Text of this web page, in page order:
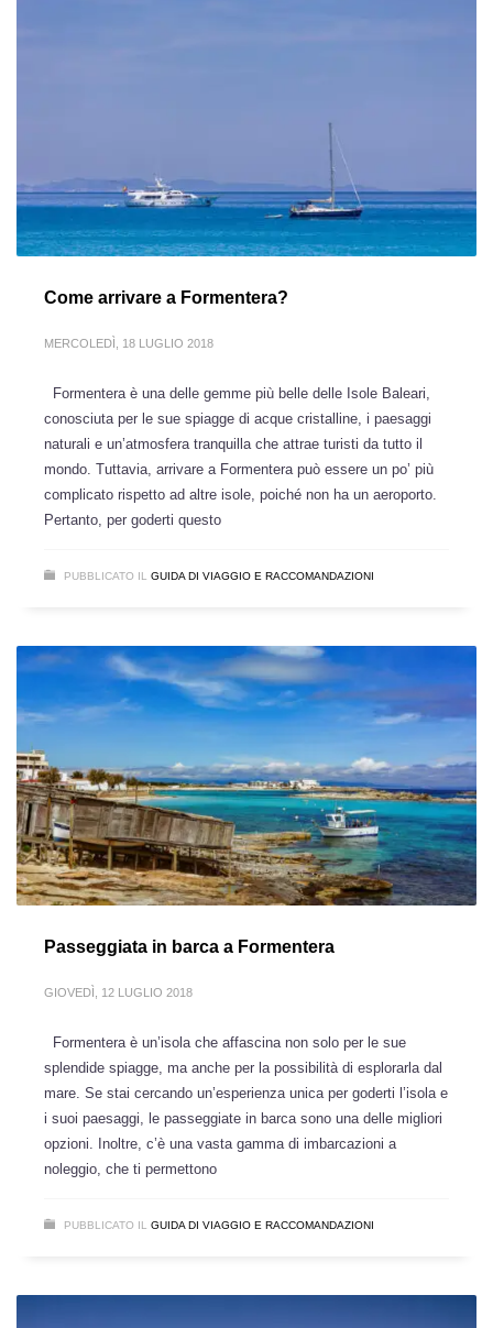
Come arrivare a Formentera?
MERCOLEDÌ, 18 LUGLIO 2018
Formentera è una delle gemme più belle delle Isole Baleari,
conosciuta per le sue spiagge di acque cristalline, i paesaggi
naturali e un’atmosfera tranquilla che attrae turisti da tutto il
mondo. Tuttavia, arrivare a Formentera può essere un po’ più
complicato rispetto ad altre isole, poiché non ha un aeroporto.
Pertanto, per goderti questo
PUBBLICATO IL GUIDA DI VIAGGIO E RACCOMANDAZIONI
Passeggiata in barca a Formentera
GIOVEDÌ, 12 LUGLIO 2018
Formentera è un’isola che affascina non solo per le sue
splendide spiagge, ma anche per la possibilità di esplorarla dal
mare. Se stai cercando un’esperienza unica per goderti l’isola e
i suoi paesaggi, le passeggiate in barca sono una delle migliori
opzioni. Inoltre, c’è una vasta gamma di imbarcazioni a
noleggio, che ti permettono
PUBBLICATO IL GUIDA DI VIAGGIO E RACCOMANDAZIONI